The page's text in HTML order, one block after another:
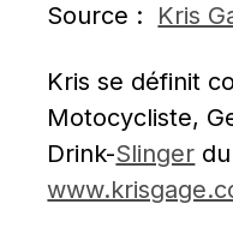
Source : Kris
Kris se définit
Motocycliste,
Drink-Slinger du